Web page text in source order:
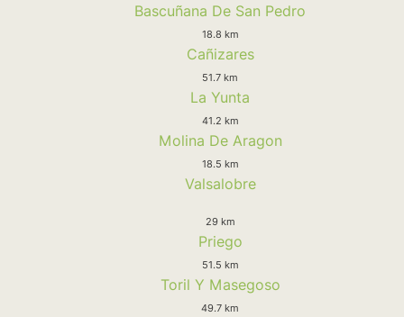
Bascuñana De San Pedro
18.8 km
Cañizares
51.7 km
La Yunta
41.2 km
Molina De Aragon
18.5 km
Valsalobre
29 km
Priego
51.5 km
Toril Y Masegoso
49.7 km